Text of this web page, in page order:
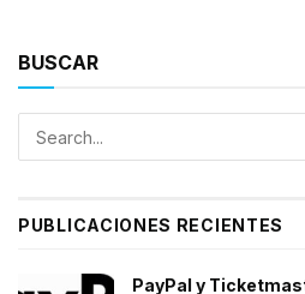
BUSCAR
PUBLICACIONES RECIENTES
PayPal y